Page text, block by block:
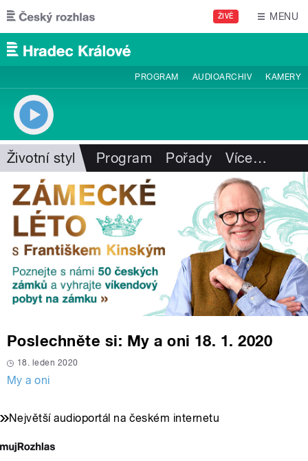
Přejít k hlavnímu obsahu
ŽIVĚ MENU
PROGRAM AUDIOARCHIV KAMERY
Životní styl Program Pořady Více…
Poslechněte si: My a oni 18. 1. 2020
18. leden 2020
My a oni
Největší audioportál na českém internetu